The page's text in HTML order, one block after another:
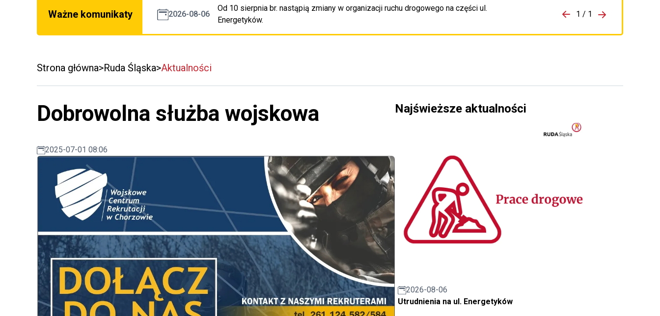
Ważne komunikaty 2026-08-06
Od 10 sierpnia br. nastąpią zmiany w organizacji ruchu drogowego na części ul.
Energetyków.
Przejdź do porzpedniego komunikatu 1 / 1
Przejdź do
Strona główna Ruda Śląska Aktualności
Dobrowolna służba wojskowa
2025-07-01 08:06
Najświeższe aktualności
2026-08-06
Utrudnienia na ul. Energetyków